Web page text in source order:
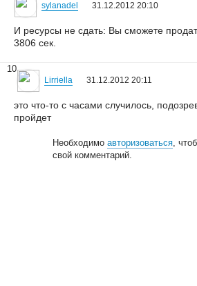
sylanadel 31.12.2012 20:10
И ресурсы не сдать: Вы сможете
3806 сек.
10
Lirriella 31.12.2012 20:11
это что-то с часами случилось,
пройдет
Необходимоавторизоваться,
свой комментарий.